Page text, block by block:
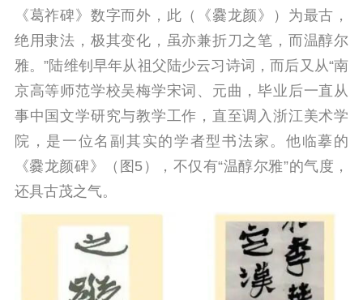
《葛祚碑》数字而外，此（《爨龙颜》）为最古，
绝用隶法，极其变化，虽亦兼折刀之笔，而温醇尔
雅。”陆维钊早年从祖父陆少云习诗词，而后又从“南
京高等师范学校吴梅学宋词、元曲，毕业后一直从
事中国文学研究与教学工作，直至调入浙江美术学
院，是一位名副其实的学者型书法家。他临摹的
《爨龙颜碑》（图5），不仅有“温醇尔雅”的气度，
还具古茂之气。